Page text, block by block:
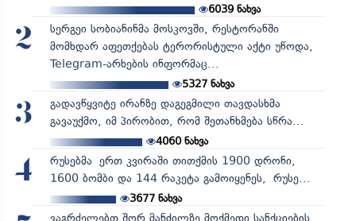
6039 ნახვა
2
სერგეი სობიანინმა მოსკოვში, რესტორანში
მომხდარ აფეთქებას ტერორისტული აქტი უწოდა,
Telegram-არხების ინფორმაც...
5327ნახვა
3
გადავწყვიტე ირანზე დაგეგმილი თავდასხმა
გავაუქმო, იმ პირობით, რომ შეთანხმება სწრა...
4060ნახვა
4
რუსებმა ერთ კვირაში თითქმის 1900 დრონი,
1600 ბომბი და 144 რაკეტა გამოიყენეს, რუსე...
3677ნახვა
ვაგრძელებთ შორ მანძილზე მოქმედი სანქციების